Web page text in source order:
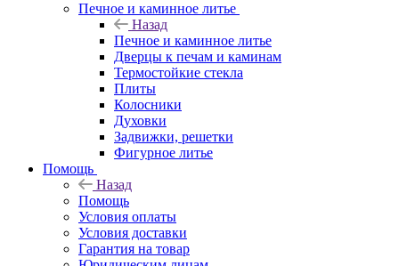
Печное и каминное литье
Назад
Печное и каминное литье
Дверцы к печам и каминам
Термостойкие стекла
Плиты
Колосники
Духовки
Задвижки, решетки
Фигурное литье
Помощь
Назад
Помощь
Условия оплаты
Условия доставки
Гарантия на товар